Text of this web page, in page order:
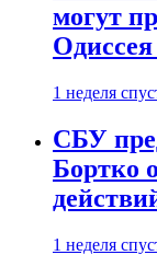
могут
Одиссея
1 неделя
СБУ
Бортко
1 неделя